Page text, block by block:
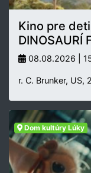
Kino pre
DINOSAURÍ
08.08.2026 |
r. C. Brunker,
Dom kultúry Lúky